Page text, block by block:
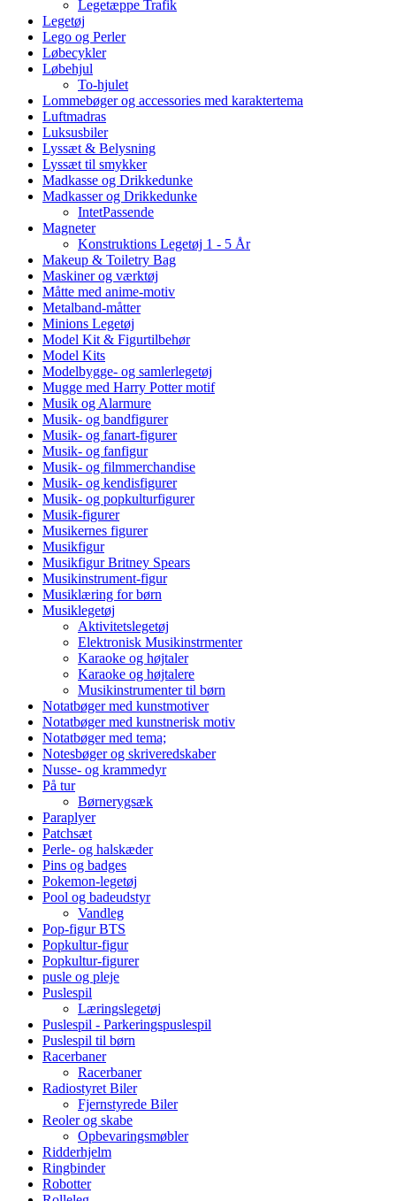
Legetæppe Trafik
Legetøj
Lego og Perler
Løbecykler
Løbehjul
To-hjulet
Lommebøger og accessories med karaktertema
Luftmadras
Luksusbiler
Lyssæt & Belysning
Lyssæt til smykker
Madkasse og Drikkedunke
Madkasser og Drikkedunke
IntetPassende
Magneter
Konstruktions Legetøj 1 - 5 År
Makeup & Toiletry Bag
Maskiner og værktøj
Måtte med anime-motiv
Metalband-måtter
Minions Legetøj
Model Kit & Figurtilbehør
Model Kits
Modelbygge- og samlerlegetøj
Mugge med Harry Potter motif
Musik og Alarmure
Musik- og bandfigurer
Musik- og fanart-figurer
Musik- og fanfigur
Musik- og filmmerchandise
Musik- og kendisfigurer
Musik- og popkulturfigurer
Musik-figurer
Musikernes figurer
Musikfigur
Musikfigur Britney Spears
Musikinstrument-figur
Musiklæring for børn
Musiklegetøj
Aktivitetslegetøj
Elektronisk Musikinstrmenter
Karaoke og højtaler
Karaoke og højtalere
Musikinstrumenter til børn
Notatbøger med kunstmotiver
Notatbøger med kunstnerisk motiv
Notatbøger med tema;
Notesbøger og skriveredskaber
Nusse- og krammedyr
På tur
Børnerygsæk
Paraplyer
Patchsæt
Perle- og halskæder
Pins og badges
Pokemon-legetøj
Pool og badeudstyr
Vandleg
Pop-figur BTS
Popkultur-figur
Popkultur-figurer
pusle og pleje
Puslespil
Læringslegetøj
Puslespil - Parkeringspuslespil
Puslespil til børn
Racerbaner
Racerbaner
Radiostyret Biler
Fjernstyrede Biler
Reoler og skabe
Opbevaringsmøbler
Ridderhjelm
Ringbinder
Robotter